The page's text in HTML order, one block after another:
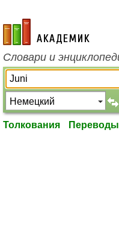
academic.ru
Словари и
Толкования Переводы